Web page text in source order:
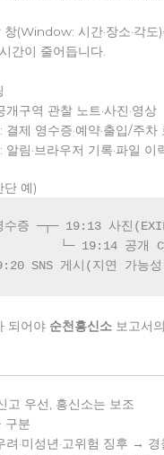
창(Window: 시간·장소·각도
간이 줄어듭니다.
개구역 관찰 노트·사진·영상
결제 영수증·예약·출입/주차
알림·브라우저 기록·파일 이
단 예)
수증 ─┬─ 19:13 사진
└─ 19:14 공개
되어야 순천흥신소 보고서
고 우선, 흥신소는 보조
구분
려·미성년·고위험 징후 → 경